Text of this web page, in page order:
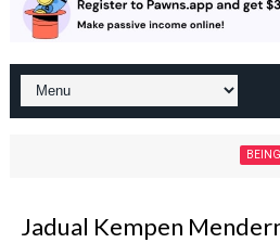
BEING
Jadual Kempen